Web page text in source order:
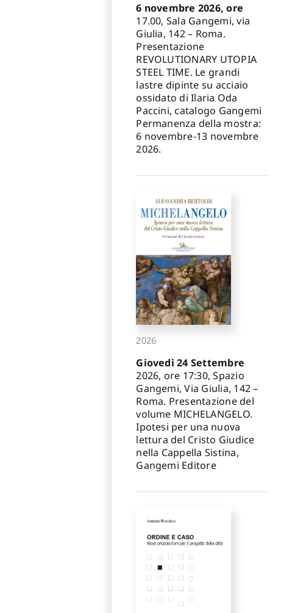
6 novembre 2026, ore
17.00, Sala Gangemi, via
Giulia, 142 – Roma.
Presentazione
REVOLUTIONARY UTOPIA
STEEL TIME. Le grandi
lastre dipinte su acciaio
ossidato di Ilaria Oda
Paccini, catalogo Gangemi
Permanenza della mostra:
6 novembre-13 novembre
2026.
2026
Giovedì 24 Settembre
2026, ore 17:30, Spazio
Gangemi, Via Giulia, 142 –
Roma. Presentazione del
volume MICHELANGELO.
Ipotesi per una nuova
lettura del Cristo Giudice
nella Cappella Sistina,
Gangemi Editore